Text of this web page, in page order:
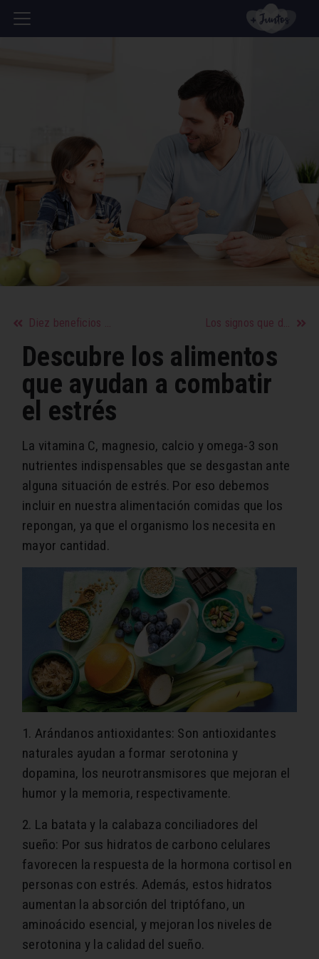
Diez beneficios del brócoli que desconocías Los signos que disfrutan más de su trabajo
Descubre los alimentos
que ayudan a combatir
el estrés
La vitamina C, magnesio, calcio y omega-3 son
nutrientes indispensables que se desgastan ante
alguna situación de estrés. Por eso debemos
incluir en nuestra alimentación comidas que los
repongan, ya que el organismo los necesita en
mayor cantidad.
1. Arándanos antioxidantes: Son antioxidantes
naturales ayudan a formar serotonina y
dopamina, los neurotransmisores que mejoran el
humor y la memoria, respectivamente.
2. La batata y la calabaza conciliadores del
sueño: Por sus hidratos de carbono celulares
favorecen la respuesta de la hormona cortisol en
personas con estrés. Además, estos hidratos
aumentan la absorción del triptófano, un
aminoácido esencial, y mejoran los niveles de
serotonina y la calidad del sueño.